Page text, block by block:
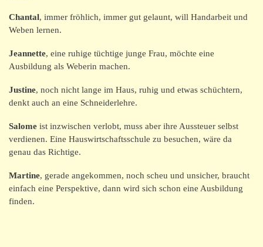
Chantal, immer fröhlich, immer gut gelaunt, will Handarbeit und
Weben lernen.
Jeannette, eine ruhige tüchtige junge Frau, möchte eine
Ausbildung als Weberin machen.
Justine, noch nicht lange im Haus, ruhig und etwas schüchtern,
denkt auch an eine Schneiderlehre.
Salome ist inzwischen verlobt, muss aber ihre Aussteuer selbst
verdienen. Eine Hauswirtschaftsschule zu besuchen, wäre da
genau das Richtige.
Martine, gerade angekommen, noch scheu und unsicher, braucht
einfach eine Perspektive, dann wird sich schon eine Ausbildung
finden.